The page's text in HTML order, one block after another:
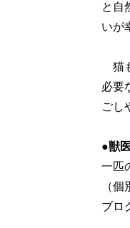
と自
いが
猫
必要
ごし
●獣
一匹
（
ブロ